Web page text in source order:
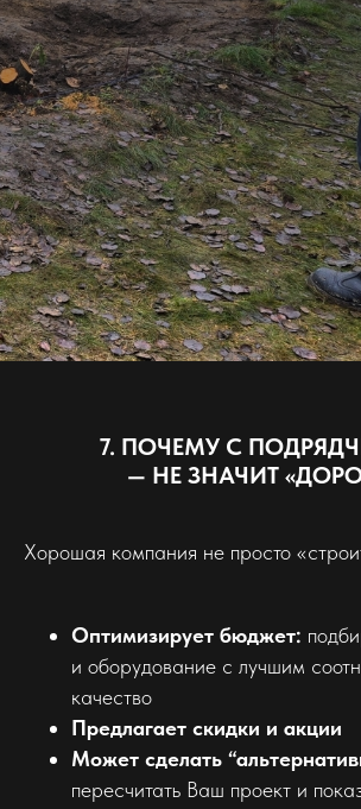
7. ПОЧЕМУ С
— НЕ ЗНАЧИТ
Хорошая компания не просто
Оптимизирует бюджет:
и оборудование с лучшим
качество
Предлагает скидки и акции
Может сделать
пересчитать Ваш проект и